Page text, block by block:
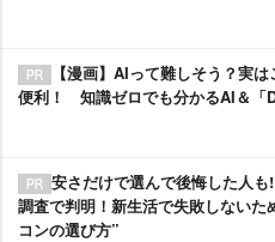
【漫画】AIって難しそう？実は
便利！ 知識ゼロでも分かるAI＆「
安さだけで選んで後悔した人
調査で判明！新生活で失敗しないた
コンの選び方”